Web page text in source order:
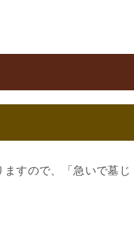
すので、「急いで墓じ